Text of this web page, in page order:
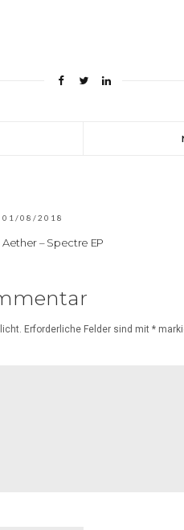
01/08/2018
Aether – Spectre EP
Erforderliche Felder sind mit *